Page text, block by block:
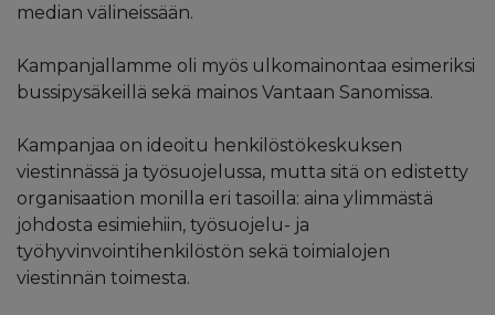
median välineissään.
Kampanjallamme oli myös ulkomainontaa esimeriksi
bussipysäkeillä sekä mainos Vantaan Sanomissa.
Kampanjaa on ideoitu henkilöstökeskuksen
viestinnässä ja työsuojelussa, mutta sitä on edistetty
organisaation monilla eri tasoilla: aina ylimmästä
johdosta esimiehiin, työsuojelu- ja
työhyvinvointihenkilöstön sekä toimialojen
viestinnän toimesta.